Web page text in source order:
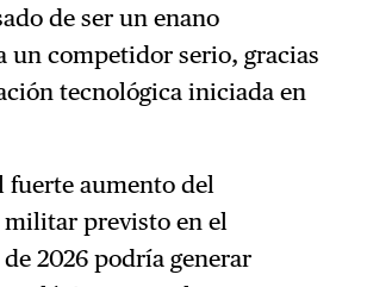
de ser un enano
un competidor serio, gracias
tecnológica iniciada en
fuerte aumento del
militar previsto en el
2026 podría generar